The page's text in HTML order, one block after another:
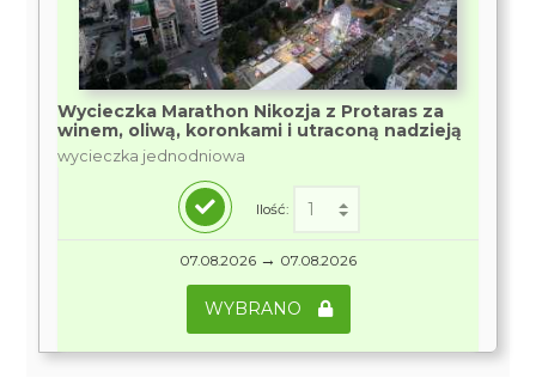
Wycieczka Marathon Nikozja z Protaras za
winem, oliwą, koronkami i utraconą nadzieją
wycieczka jednodniowa
Ilość:
07.08.2026 → 07.08.2026
WYBRANO